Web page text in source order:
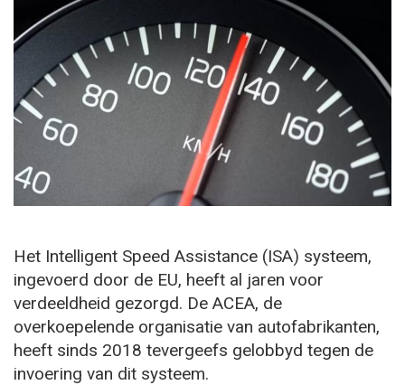
Het Intelligent Speed Assistance (ISA) systeem,
ingevoerd door de EU, heeft al jaren voor
verdeeldheid gezorgd. De ACEA, de
overkoepelende organisatie van autofabrikanten,
heeft sinds 2018 tevergeefs gelobbyd tegen de
invoering van dit systeem.